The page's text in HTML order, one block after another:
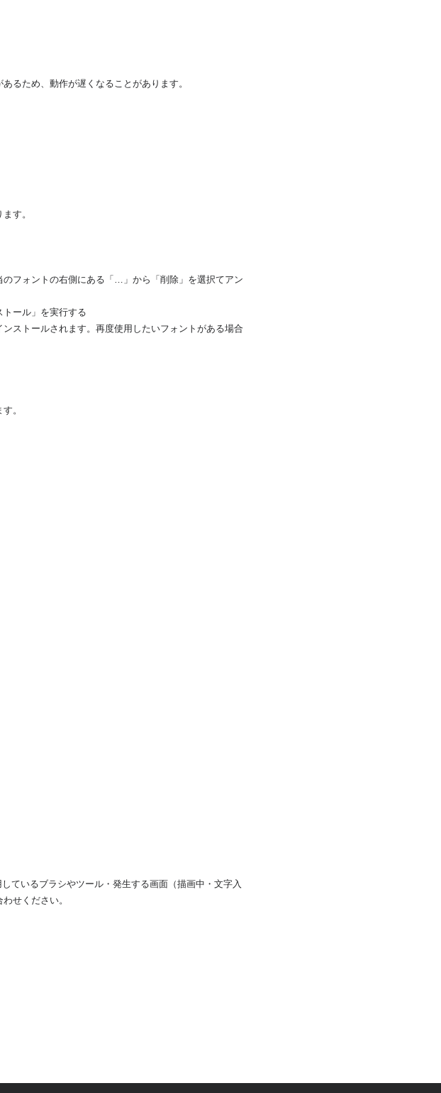
るため、動作が遅くなることがあります。
す。
フォントの右側にある「…」から「削除」を選択てアン
トール」を実行する
ストールされます。再度使用したいフォントがある場合
。
ているブラシやツール・発生する画面（描画中・文字入
せください。